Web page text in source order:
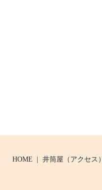
HOME 井筒屋（アクセス）